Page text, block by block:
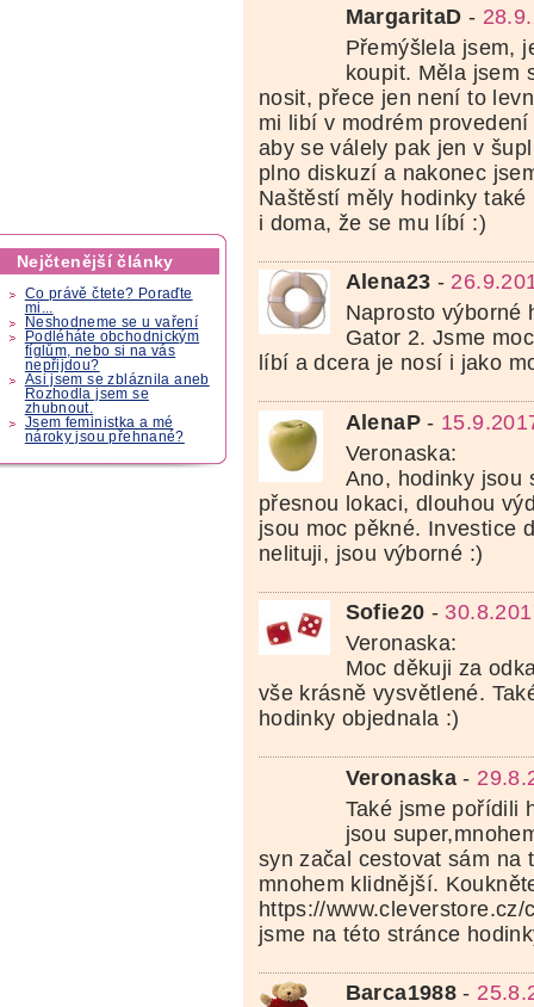
Nejčtenější články
Co právě čtete? Poraďte
mi...
Neshodneme se u vaření
Podléháte obchodnickým
fíglům, nebo si na vás
nepřijdou?
Asi jsem se zbláznila aneb
Rozhodla jsem se
zhubnout.
Jsem feministka a mé
nároky jsou přehnané?
MargaritaD -
Přemýšlela jsem,
koupit. Měla jsem
nosit, přece jen není to
mi libí v modrém
aby se válely pak jen v
plno diskuzí a nakonec
Naštěstí měly hodinky
i doma, že se mu líbí :)
Alena23 -
Naprosto výborné
Gator 2. Jsme
líbí a dcera je nosí i jako
AlenaP-
Veronaska:
Ano, hodinky jsou
přesnou lokaci, dlouhou
jsou moc pěkné. Investice
nelituji, jsou výborné :)
Sofie20 -
Veronaska:
Moc děkuji za
vše krásně vysvětlené.
hodinky objednala :)
Veronaska -
Také jsme pořídili
jsou
syn začal cestovat sám na
mnohem klidnější.
https://www.cleverstore.cz/
jsme na této stránce
Barca1988 -